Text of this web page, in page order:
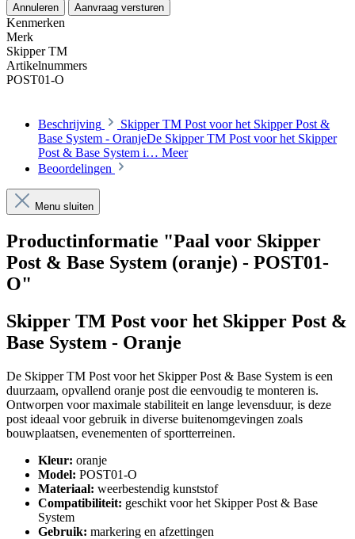
Annuleren Aanvraag versturen
Kenmerken
Merk
Skipper TM
Artikelnummers
POST01-O
Beschrijving
Skipper TM Post voor het Skipper Post &
Base System - OranjeDe Skipper TM Post voor het Skipper
Post & Base System i… Meer
Beoordelingen
Menu sluiten
Productinformatie "Paal voor Skipper
Post & Base System (oranje) - POST01-
O"
Skipper TM Post voor het Skipper Post &
Base System - Oranje
De Skipper TM Post voor het Skipper Post & Base System is een
duurzaam, opvallend oranje post die eenvoudig te monteren is.
Ontworpen voor maximale stabiliteit en lange levensduur, is deze
post ideaal voor gebruik in diverse buitenomgevingen zoals
bouwplaatsen, evenementen of sportterreinen.
Kleur: oranje
Model: POST01-O
Materiaal: weerbestendig kunststof
Compatibiliteit: geschikt voor het Skipper Post & Base
System
Gebruik: markering en afzettingen